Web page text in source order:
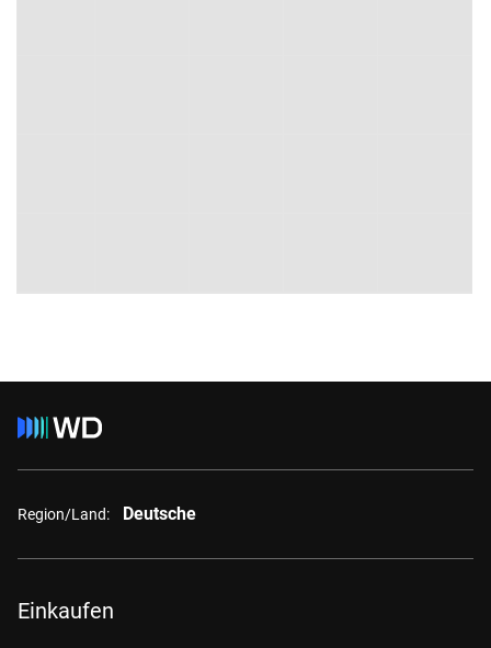
Region/Land: Deutsche
Einkaufen